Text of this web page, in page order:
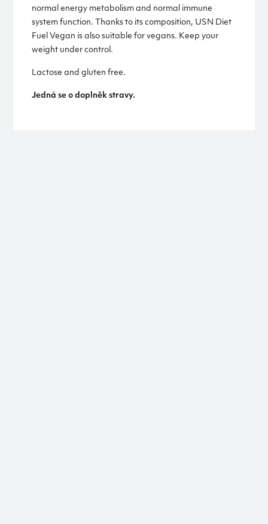
normal energy metabolism and normal immune
system function. Thanks to its composition, USN Diet
Fuel Vegan is also suitable for vegans. Keep your
weight under control.
Lactose and gluten free.
Jedná se o doplněk stravy.